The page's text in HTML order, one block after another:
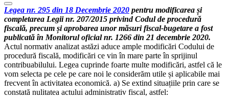
Legea nr. 295 din 18 Decembrie 2020 pentru modificarea și
completarea Legii nr. 207/2015 privind Codul de procedură
fiscală, precum și aprobarea unor măsuri fiscal-bugetare a fost
publicată în Monitorul oficial nr. 1266 din 21 decembrie 2020.
Actul normativ analizat astăzi aduce ample modificări Codului de
procedură fiscală, modificări ce vin în mare parte în sprijinul
contribuabilului. Legea cuprinde foarte multe modificări, astfel că le
vom selecta pe cele pe care noi le considerăm utile și aplicabile mai
frecvent în activitatea economică. a) Se extind situațiile prin care se
constată nulitatea actului administrativ fiscal, astfel: